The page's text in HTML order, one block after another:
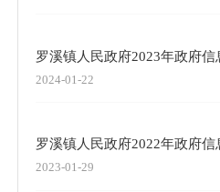
罗溪镇人民政府2023年政府
2024-01-22
罗溪镇人民政府2022年政府
2023-01-29